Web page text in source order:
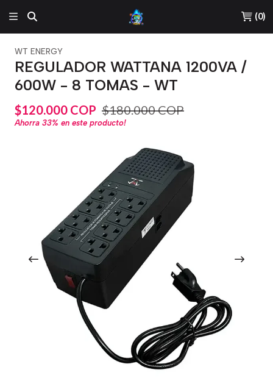
(0)
WT ENERGY
REGULADOR WATTANA 1200VA /
600W - 8 TOMAS - WT
$120.000 COP $180.000 COP
Ahorra 33% en este producto!